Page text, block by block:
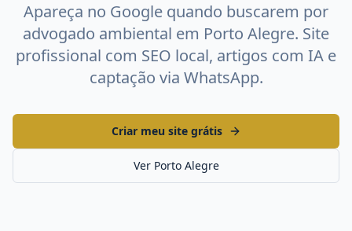
Apareça no Google quando buscarem por
advogado ambiental em Porto Alegre. Site
profissional com SEO local, artigos com IA e
captação via WhatsApp.
Criar meu site grátis
Ver Porto Alegre